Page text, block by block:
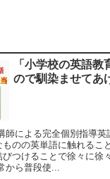
「小学校の英語教
ので馴染ませてあ
師による完全個別指導英
のの英単語に触れるこ
つけることで徐々に徐
から普段使...